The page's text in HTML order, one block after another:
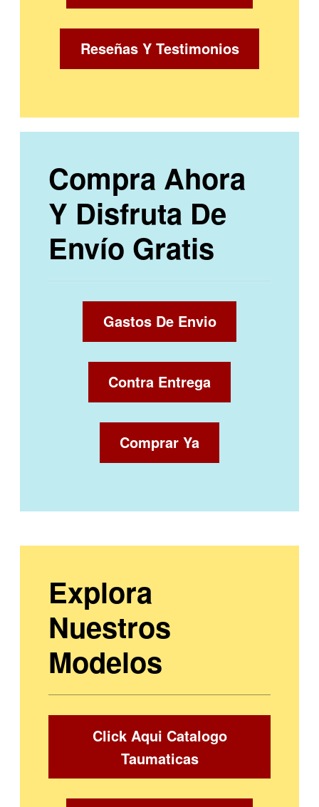
Reseñas Y Testimonios
Compra Ahora
Y Disfruta De
Envío Gratis
Gastos De Envio
Contra Entrega
Comprar Ya
Explora
Nuestros
Modelos
Click Aqui Catalogo
Taumaticas